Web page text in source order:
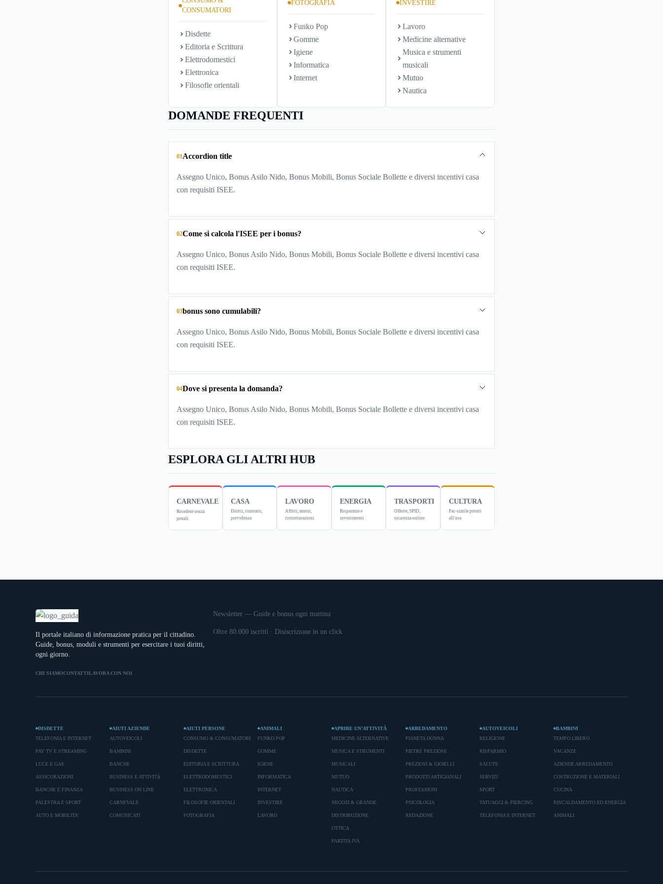
CONSUMATORI
Disdette
Editoria e Scrittura
Elettrodomestici
Elettronica
Filosofie orientali
FOTOGRAFIA
Funko Pop
Gomme
Igiene
Informatica
Internet
INVESTIRE
Lavoro
Medicine alternative
Musica e strumenti
musicali
Mutuo
Nautica
DOMANDE FREQUENTI
01Accordion title
Assegno Unico, Bonus Asilo Nido, Bonus Mobili, Bonus Sociale Bollette e diversi incentivi casa
con requisiti ISEE.
02Come si calcola l'ISEE per i bonus?
Assegno Unico, Bonus Asilo Nido, Bonus Mobili, Bonus Sociale Bollette e diversi incentivi casa
con requisiti ISEE.
03bonus sono cumulabili?
Assegno Unico, Bonus Asilo Nido, Bonus Mobili, Bonus Sociale Bollette e diversi incentivi casa
con requisiti ISEE.
04Dove si presenta la domanda?
Assegno Unico, Bonus Asilo Nido, Bonus Mobili, Bonus Sociale Bollette e diversi incentivi casa
con requisiti ISEE.
ESPLORA GLI ALTRI HUB
CARNEVALE
Recedere senza
penali
CASA
Diritti, contratti,
previdenza
LAVORO
Affitti, mutui,
ristrutturazioni
ENERGIA
Risparmio e
investimenti
TRASPORTI
Offerte, SPID,
sicurezza online
CULTURA
Fac-simile pronti
all'uso
Il portale italiano di informazione pratica per il cittadino.
Guide, bonus, moduli e strumenti per esercitare i tuoi diritti,
ogni giorno.
CHI SIAMOCONTATTILAVORA CON NOI
Newsletter — Guide e bonus ogni mattina
Oltre 80.000 iscritti · Disiscrizione in un click
DISDETTE
TELEFONIA E INTERNET
PAY TV E STREAMING
LUCE E GAS
ASSICURAZIONI
BANCHE E FINANZA
PALESTRA E SPORT
AUTO E MOBILITA'
AIUTI AZIENDE
AUTOVEICOLI
BAMBINI
BANCHE
BUSINESS E ATTIVITÀ
BUSINESS ON LINE
CARNEVALE
COMUNICATI
AIUTI PERSONE
CONSUMO & CONSUMATORI
DISDETTE
EDITORIA E SCRITTURA
ELETTRODOMESTICI
ELETTRONICA
FILOSOFIE ORIENTALI
FOTOGRAFIA
ANIMALI
FUNKO POP
GOMME
IGIENE
INFORMATICA
INTERNET
INVESTIRE
LAVORO
APRIRE UN’ATTIVITÀ
MEDICINE ALTERNATIVE
MUSICA E STRUMENTI
MUSICALI
MUTUO
NAUTICA
NEGOZI & GRANDE
DISTRIBUZIONE
OTTICA
PARTITA IVA
ARREDAMENTO
PIANETA DONNA
PIETRE PREZIOSE
PREZIOSI & GIOIELLI
PRODOTTI ARTIGIANALI
PROFESSIONI
PSICOLOGIA
REDAZIONE
AUTOVEICOLI
RELIGIONE
RISPARMIO
SALUTE
SERVIZI
SPORT
TATUAGGI & PIERCING
TELEFONIA E INTERNET
BAMBINI
TEMPO LIBERO
VACANZE
AZIENDE ARREDAMENTO
COSTRUZIONE E MATERIALI
CUCINA
RISCALDAMENTO ED ENERGIA
ANIMALI